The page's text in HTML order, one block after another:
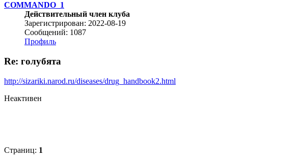
COMMANDO_1
Действительный член клуба
Зарегистрирован: 2022-08-19
Сообщений: 1087
Профиль
Re: голубята
http://sizariki.narod.ru/diseases/drug_handbook2.html
Неактивен
Страниц: 1